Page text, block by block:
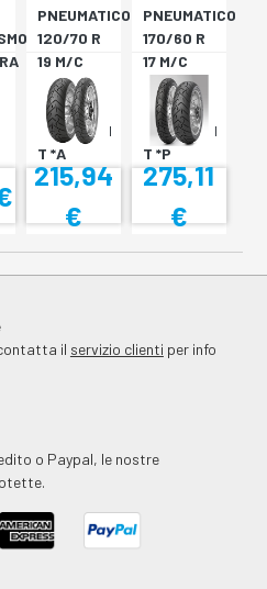
PNEUMATICO
120/70 R
19 M/C
60V TL
???
SCORPION
T *A
215,94
€
PNEUMATICO
170/60 R
17 M/C
72V
TL????
SCORPION
T *P
275,11
€
il servizio clienti per info
o Paypal, le nostre